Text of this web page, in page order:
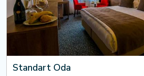
Standart Oda